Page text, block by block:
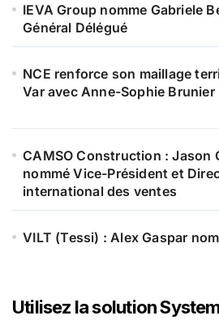
IEVA Group nomme Gabriele
Général Délégué
NCE renforce son maillage
Var avec Anne-Sophie Brunier
CAMSO Construction : Jason
nommé Vice-Président et
international des ventes
VILT (Tessi) : Alex Gaspar
Utilisez la solution